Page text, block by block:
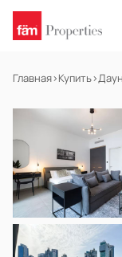
Главная›Купить›
НА ПРОДАЖУ